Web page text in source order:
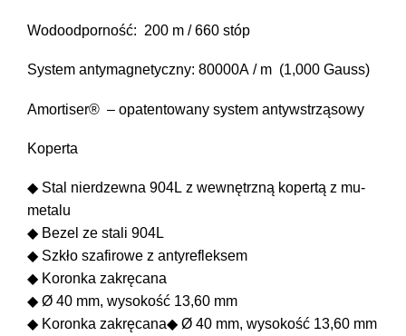
Wodoodporność: 200 m / 660 stóp
System antymagnetyczny: 80000A / m (1,000 Gauss)
Amortiser® – opatentowany system antywstrząsowy
Koperta
◆ Stal nierdzewna 904L z wewnętrzną kopertą z mu-
metalu
◆ Bezel ze stali 904L
◆ Szkło szafirowe z antyrefleksem
◆ Koronka zakręcana
◆ Ø 40 mm, wysokość 13,60 mm
◆ Koronka zakręcana◆ Ø 40 mm, wysokość 13,60 mm